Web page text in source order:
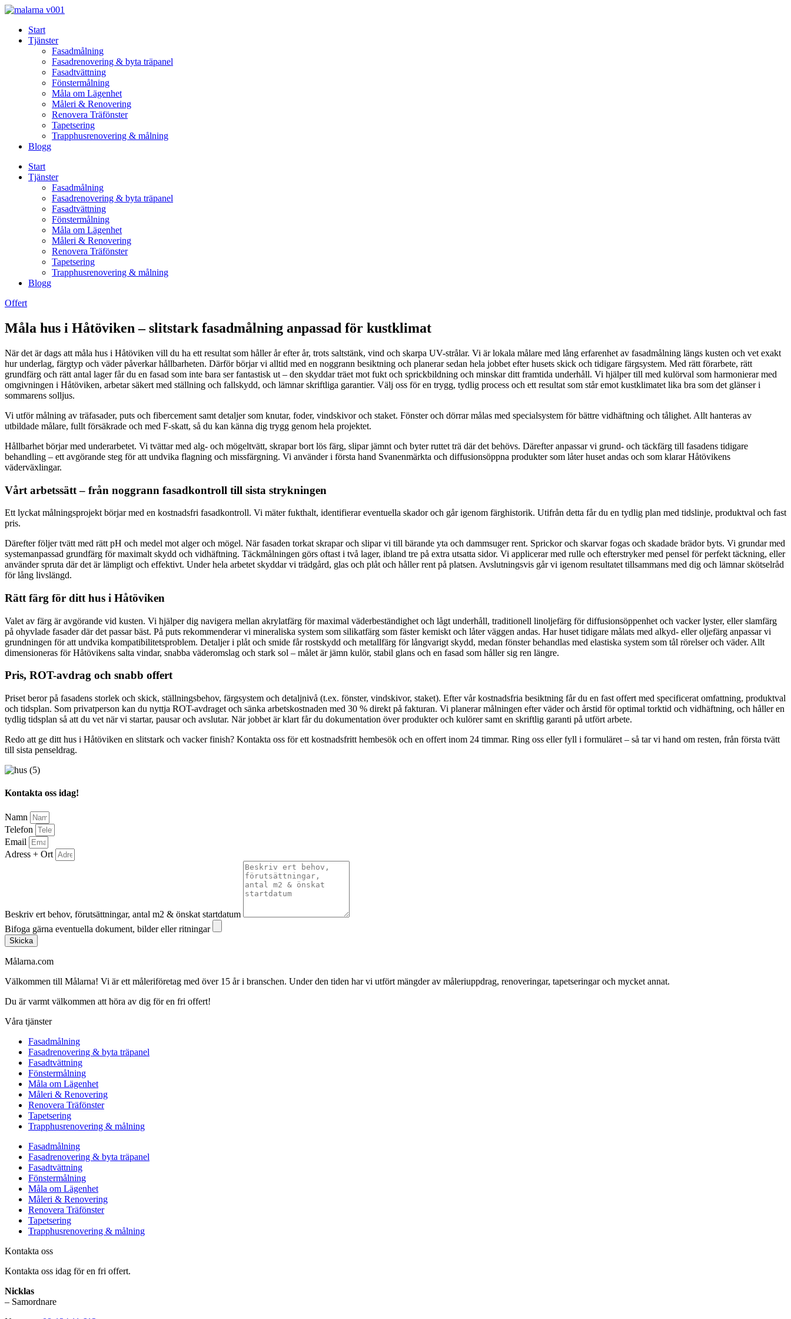
Skip
contentStart
Tjänster
Fasadmålning
Fasadrenovering & byta träpanel
Fasadtvättning
Fönstermålning
Måla om Lägenhet
Måleri & Renovering
Renovera Träfönster
Tapetsering
Trapphusrenovering & målning
Blogg
Start
Tjänster
Fasadmålning
Fasadrenovering & byta träpanel
Fasadtvättning
Fönstermålning
Måla om Lägenhet
Måleri & Renovering
Renovera Träfönster
Tapetsering
Trapphusrenovering & målning
Blogg
Offert
Måla hus i Håtöviken – slitstark fasadmålning anpassad för kustklimat
När det är dags att måla hus i Håtöviken vill du ha ett resultat som håller år efter år, trots saltstänk, vind och skarpa UV-strålar. Vi är lokala målare med lång erfarenhet av fasadmålning längs kusten och vet exakt
hur underlag, färgtyp och väder påverkar hållbarheten. Därför börjar vi alltid med en noggrann besiktning och planerar sedan hela jobbet efter husets skick och tidigare färgsystem. Med rätt förarbete, rätt
grundfärg och rätt antal lager får du en fasad som inte bara ser fantastisk ut – den skyddar träet mot fukt och sprickbildning och minskar ditt framtida underhåll. Vi hjälper till med kulörval som harmonierar med
omgivningen i Håtöviken, arbetar säkert med ställning och fallskydd, och lämnar skriftliga garantier. Välj oss för en trygg, tydlig process och ett resultat som står emot kustklimatet lika bra som det glänser i
sommarens solljus.
Vi utför målning av träfasader, puts och fibercement samt detaljer som knutar, foder, vindskivor och staket. Fönster och dörrar målas med specialsystem för bättre vidhäftning och tålighet. Allt hanteras av
utbildade målare, fullt försäkrade och med F-skatt, så du kan känna dig trygg genom hela projektet.
Hållbarhet börjar med underarbetet. Vi tvättar med alg- och mögeltvätt, skrapar bort lös färg, slipar jämnt och byter ruttet trä där det behövs. Därefter anpassar vi grund- och täckfärg till fasadens tidigare
behandling – ett avgörande steg för att undvika flagning och missfärgning. Vi använder i första hand Svanenmärkta och diffusionsöppna produkter som låter huset andas och som klarar Håtövikens
väderväxlingar.
Vårt arbetssätt – från noggrann fasadkontroll till sista strykningen
Ett lyckat målningsprojekt börjar med en kostnadsfri fasadkontroll. Vi mäter fukthalt, identifierar eventuella skador och går igenom färghistorik. Utifrån detta får du en tydlig plan med tidslinje, produktval och fast
pris.
Därefter följer tvätt med rätt pH och medel mot alger och mögel. När fasaden torkat skrapar och slipar vi till bärande yta och dammsuger rent. Sprickor och skarvar fogas och skadade brädor byts. Vi grundar med
systemanpassad grundfärg för maximalt skydd och vidhäftning. Täckmålningen görs oftast i två lager, ibland tre på extra utsatta sidor. Vi applicerar med rulle och efterstryker med pensel för perfekt täckning, eller
använder spruta där det är lämpligt och effektivt. Under hela arbetet skyddar vi trädgård, glas och plåt och håller rent på platsen. Avslutningsvis går vi igenom resultatet tillsammans med dig och lämnar skötselråd
för lång livslängd.
Rätt färg för ditt hus i Håtöviken
Valet av färg är avgörande vid kusten. Vi hjälper dig navigera mellan akrylatfärg för maximal väderbeständighet och lågt underhåll, traditionell linoljefärg för diffusionsöppenhet och vacker lyster, eller slamfärg
på ohyvlade fasader där det passar bäst. På puts rekommenderar vi mineraliska system som silikatfärg som fäster kemiskt och låter väggen andas. Har huset tidigare målats med alkyd- eller oljefärg anpassar vi
grundningen för att undvika kompatibilitetsproblem. Detaljer i plåt och smide får rostskydd och metallfärg för långvarigt skydd, medan fönster behandlas med elastiska system som tål rörelser och väder. Allt
dimensioneras för Håtövikens salta vindar, snabba väderomslag och stark sol – målet är jämn kulör, stabil glans och en fasad som håller sig ren längre.
Pris, ROT-avdrag och snabb offert
Priset beror på fasadens storlek och skick, ställningsbehov, färgsystem och detaljnivå (t.ex. fönster, vindskivor, staket). Efter vår kostnadsfria besiktning får du en fast offert med specificerat omfattning, produktval
och tidsplan. Som privatperson kan du nyttja ROT-avdraget och sänka arbetskostnaden med 30 % direkt på fakturan. Vi planerar målningen efter väder och årstid för optimal torktid och vidhäftning, och håller en
tydlig tidsplan så att du vet när vi startar, pausar och avslutar. När jobbet är klart får du dokumentation över produkter och kulörer samt en skriftlig garanti på utfört arbete.
Redo att ge ditt hus i Håtöviken en slitstark och vacker finish? Kontakta oss för ett kostnadsfritt hembesök och en offert inom 24 timmar. Ring oss eller fyll i formuläret – så tar vi hand om resten, från första tvätt
till sista penseldrag.
Kontakta oss idag!
Namn
Telefon
Email
Adress + Ort
Beskriv ert behov, förutsättningar, antal m2 & önskat startdatum
Bifoga gärna eventuella dokument, bilder eller ritningar
Skicka
Målarna.com
Välkommen till Målarna! Vi är ett måleriföretag med över 15 år i branschen. Under den tiden har vi utfört mängder av måleriuppdrag, renoveringar, tapetseringar och mycket annat.
Du är varmt välkommen att höra av dig för en fri offert!
Våra tjänster
Fasadmålning
Fasadrenovering & byta träpanel
Fasadtvättning
Fönstermålning
Måla om Lägenhet
Måleri & Renovering
Renovera Träfönster
Tapetsering
Trapphusrenovering & målning
Fasadmålning
Fasadrenovering & byta träpanel
Fasadtvättning
Fönstermålning
Måla om Lägenhet
Måleri & Renovering
Renovera Träfönster
Tapetsering
Trapphusrenovering & målning
Kontakta oss
Kontakta oss idag för en fri offert.
Nicklas
– Samordnare